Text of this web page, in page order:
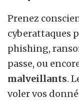
Prenez
cyberattaques
phishing,
passe, ou
malveillants.
voler vos